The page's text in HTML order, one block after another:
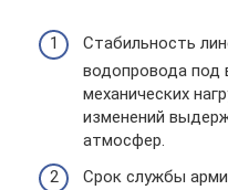
Стабильность
водопровода под
механических
изменений
атмосфер.
Срок службы